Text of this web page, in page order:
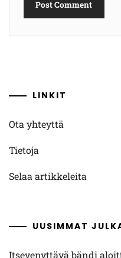
LINKIT
Ota yhteyttä
Tietoja
Selaa artikkeleita
UUSIMMAT
Itsevenyttävä bändi